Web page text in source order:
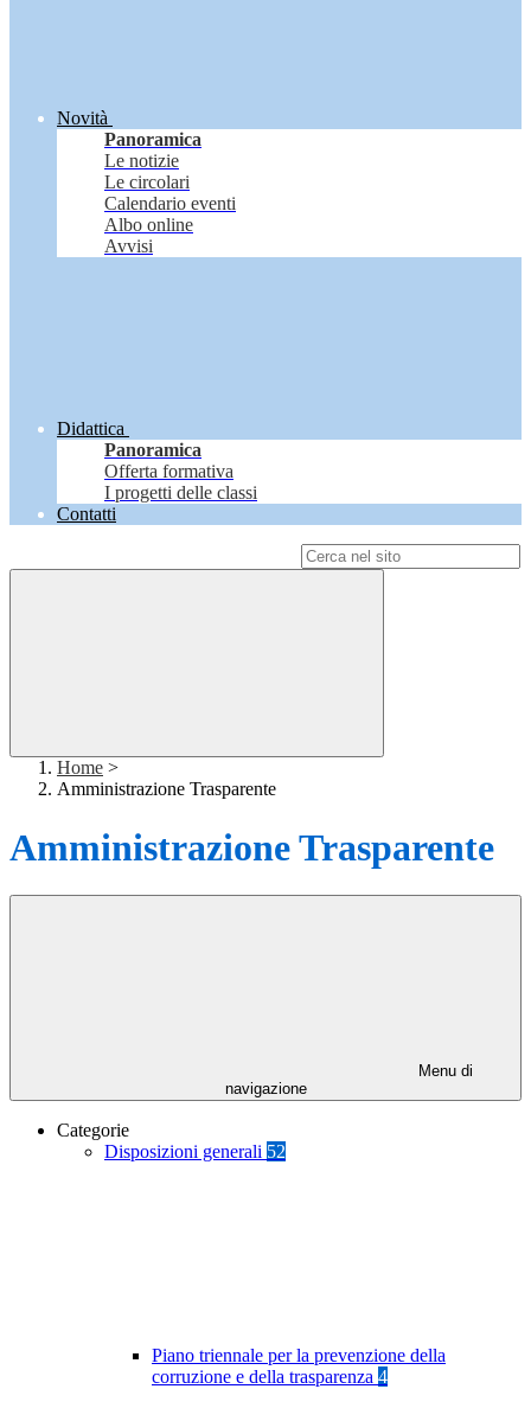
Novità
Panoramica
Le notizie
Le circolari
Calendario eventi
Albo online
Avvisi
Didattica
Panoramica
Offerta formativa
I progetti delle classi
Contatti
Home >
Amministrazione Trasparente
Amministrazione Trasparente
Menu di
navigazione
Categorie
Disposizioni generali 52
Piano triennale per la prevenzione della
corruzione e della trasparenza 4